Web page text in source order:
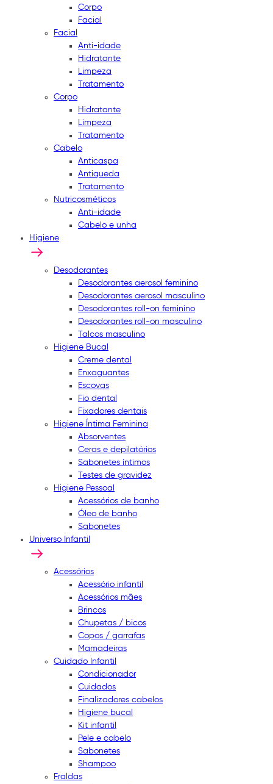
Corpo
Facial
Facial
Anti-idade
Hidratante
Limpeza
Tratamento
Corpo
Hidratante
Limpeza
Tratamento
Cabelo
Anticaspa
Antiqueda
Tratamento
Nutricosméticos
Anti-idade
Cabelo e unha
Higiene
Desodorantes
Desodorantes aerosol feminino
Desodorantes aerosol masculino
Desodorantes roll-on feminino
Desodorantes roll-on masculino
Talcos masculino
Higiene Bucal
Creme dental
Enxaguantes
Escovas
Fio dental
Fixadores dentais
Higiene Íntima Feminina
Absorventes
Ceras e depilatórios
Sabonetes íntimos
Testes de gravidez
Higiene Pessoal
Acessórios de banho
Óleo de banho
Sabonetes
Universo Infantil
Acessórios
Acessório infantil
Acessórios mães
Brincos
Chupetas / bicos
Copos / garrafas
Mamadeiras
Cuidado Infantil
Condicionador
Cuidados
Finalizadores cabelos
Higiene bucal
Kit infantil
Pele e cabelo
Sabonetes
Shampoo
Fraldas